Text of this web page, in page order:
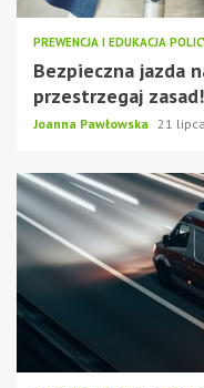
PREWENCJA I EDUKACJA
Bezpieczna jazda
przestrzegaj zasad!
Joanna Pawłowska 21